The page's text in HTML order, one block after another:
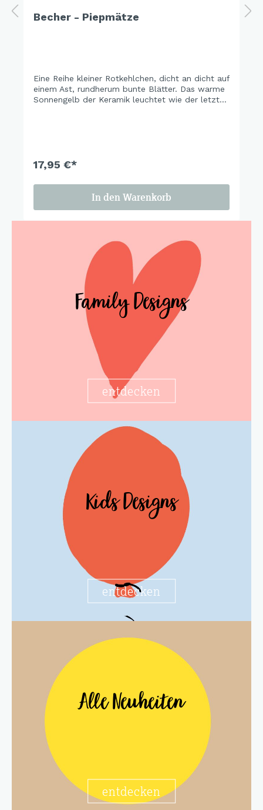
Becher - Piepmätze
Eine Reihe kleiner Rotkehlchen, dicht an dicht auf
einem Ast, rundherum bunte Blätter. Das warme
Sonnengelb der Keramik leuchtet wie der letzte
17,95 €*
In den Warenkorb
Family Designs
entdecken
Kids Designs
entdecken
Alle Neuheiten
entdecken